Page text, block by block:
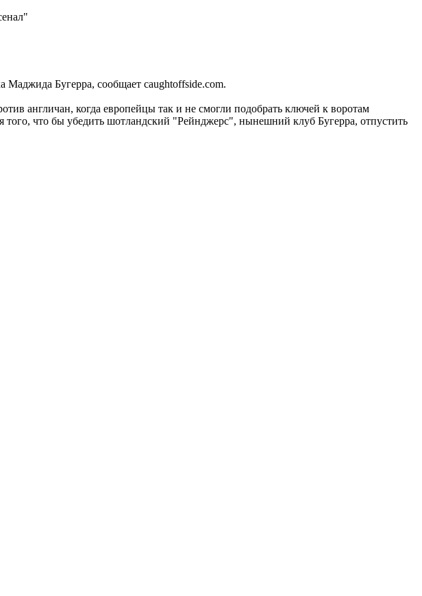
Бугерра, сообщает caughtoffside.com.
англичан, когда европейцы так и не смогли подобрать ключей к воротам
того, что бы убедить шотландский "Рейнджерс", нынешний клуб Бугерра, отпустить